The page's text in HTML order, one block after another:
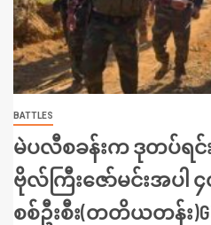
BATTLES
မဲပလီစခန်းက ဒုတပ်ရင်း
ဗိုလ်ကြီးဇော်မင်းအပါ
စစ်ဦးစီး(တတိယတန်း